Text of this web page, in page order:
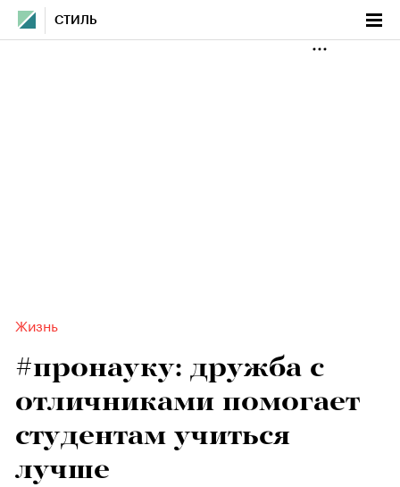
СТИЛЬ
Жизнь
#пронауку: дружба с
отличниками помогает
студентам учиться
лучше